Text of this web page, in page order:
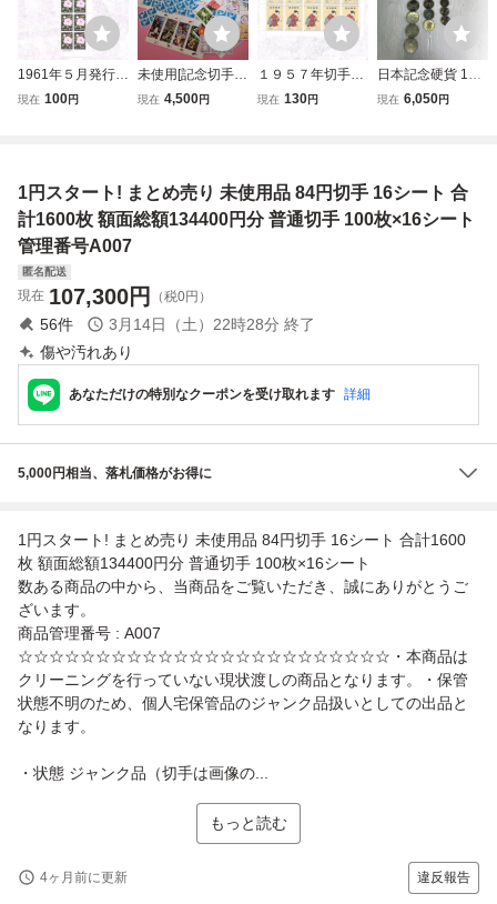
1961年５月発行
「ぼたん」◆銘版
リーズ◆牡丹／ボ
タン◆昭和36年
現在 100円
未使用[記念切手
普通切手] まとめ
現在 4,500円
１９５７年切手趣
味週間◇まりつき
３２年１１月１日
発行◇送料180円-
現在 130円
日本記念硬貨 17
枚まとめ 500円11
現在 6,050円
1円スタート! まとめ売り 未使用品 84円切手 16シート 合
計1600枚 額面総額134400円分 普通切手 100枚×16シート
管理番号A007
匿名配送
現在 107,300円 （税0円）
56件 3月14日（土）22時28分 終了
傷や汚れあり
あなただけの特別なクーポンを受け取れます 詳細
5,000円相当、落札価格がお得に
1円スタート! まとめ売り 未使用品 84円切手 16シート 合計1600
枚 額面総額134400円分 普通切手 100枚×16シート
数ある商品の中から、当商品をご覧いただき、誠にありがとうご
ざいます。
商品管理番号 : A007
☆☆☆☆☆☆☆☆☆☆☆☆☆☆☆☆☆☆☆☆☆☆☆☆・本商品は
クリーニングを行っていない現状渡しの商品となります。・保管
状態不明のため、個人宅保管品のジャンク品扱いとしての出品と
なります。
・状態 ジャンク品（切手は画像の...
もっと読む
4ヶ月前に更新 違反報告